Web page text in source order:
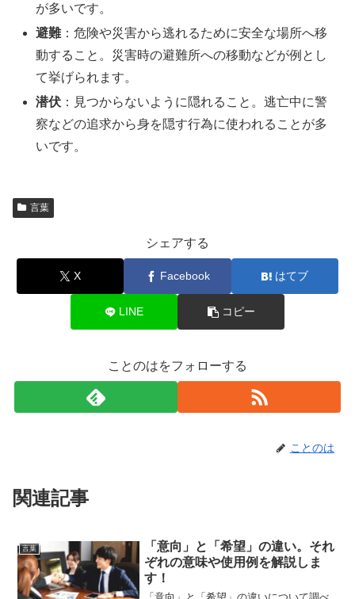
が多いです。
避難：危険や災害から逃れるために安全な場所へ移
動すること。災害時の避難所への移動などが例とし
て挙げられます。
潜伏 ：見つからないように隠れること。逃亡中に警
察などの追求から身を隠す行為に使われることが多
いです。
言葉
シェアする
X Facebook はてブ
LINE コピー
ことのはをフォローする
ことのは
関連記事
言葉
「意向」と「希望」の違い。それ
ぞれの意味や使用例を解説しま
す！